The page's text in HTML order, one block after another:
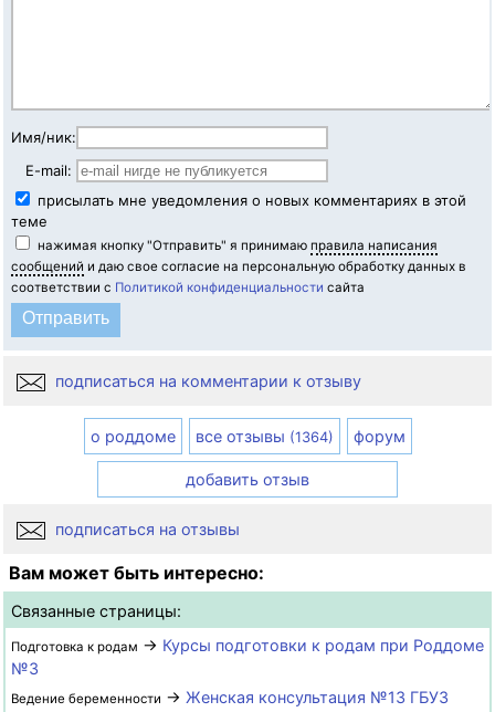
Имя/ник:
E-mail:
присылать мне уведомления о новых комментариях в этой
теме
нажимая кнопку "Отправить" я принимаю правила написания
сообщений и даю свое согласие на персональную обработку данных в
соответствии с Политикой конфиденциальности сайта
подписаться на комментарии к отзыву
о роддоме все отзывы (1364) форум
добавить отзыв
подписаться на отзывы
Вам может быть интересно:
Связанные страницы:
Подготовка к родам → Курсы подготовки к родам при Роддоме
№3
Ведение беременности → Женская консультация №13 ГБУЗ